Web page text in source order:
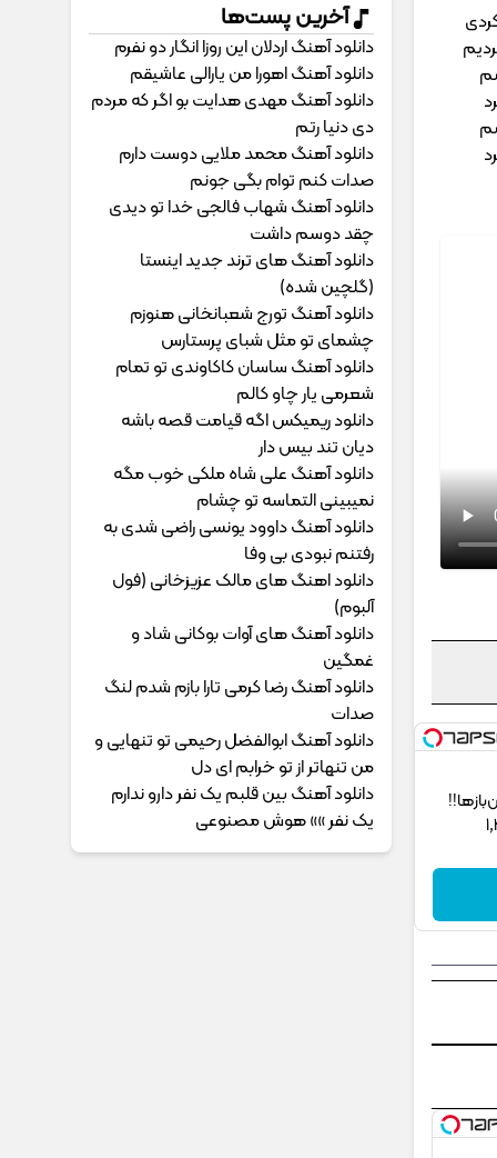
آخرین پست‌ها
دانلود آهنگ اردلان این روزا انگار دو نفرم
دانلود آهنگ اهورا من یارالی عاشیقم
دانلود آهنگ مهدی هدایت بو اگر که مردم
دی دنیا رتم
دانلود آهنگ محمد ملایی دوﺳﺖ دارم
ﺻﺪات ﻛﻨﻢ ﺗﻮام ﺑﮕﻰ ﺟﻮﻧﻢ
دانلود آهنگ شهاب فالجی خدا تو دیدی
چقد دوسم داشت
دانلود آهنگ های ترند جدید اینستا
(گلچین شده)
دانلود آهنگ تورج شعبانخانی هنوزم
چشمای تو مثل شبای پرستارس
دانلود آهنگ ساسان کاکاوندی تو تمام
شعرمی یار چاو کالم
دانلود ریمیکس اگه قیامت قصه باشه
دیان تند بیس دار
دانلود آهنگ علی شاه ملکی خوب مگه
نمیبینی التماسه تو چشام
دانلود آهنگ داوود یونسی راﺿﻰ ﺷﺪی ﺑﻪ
رﻓﺘﻨﻢ ﻧﺒﻮدی ﺑﻰ وﻓﺎ
دانلود اهنگ های مالک عزیزخانی (فول
آلبوم)
دانلود آهنگ های آوات بوکانی شاد و
غمگین
دانلود آهنگ رضا کرمی تارا بازم شدم لنگ
صدات
دانلود آهنگ ابوالفضل رحیمی ﺗﻮ ﺗﻨﻬﺎﻳﻰ و
ﻣﻦ ﺗﻨﻬﺎﺗﺮ از ﺗﻮ ﺧﺮاﺑﻢ ای دل
دانلود آهنگ بین قلبم یک نفر دارو ندارم
یک نفر »» هوش مصنوعی